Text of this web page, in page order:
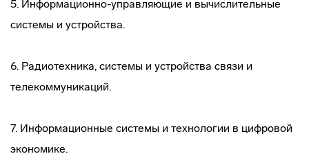
5. Информационно-управляющие и вычислительные
системы и устройства.
6. Радиотехника, системы и устройства связи и
телекоммуникаций.
7. Информационные системы и технологии в цифровой
экономике.